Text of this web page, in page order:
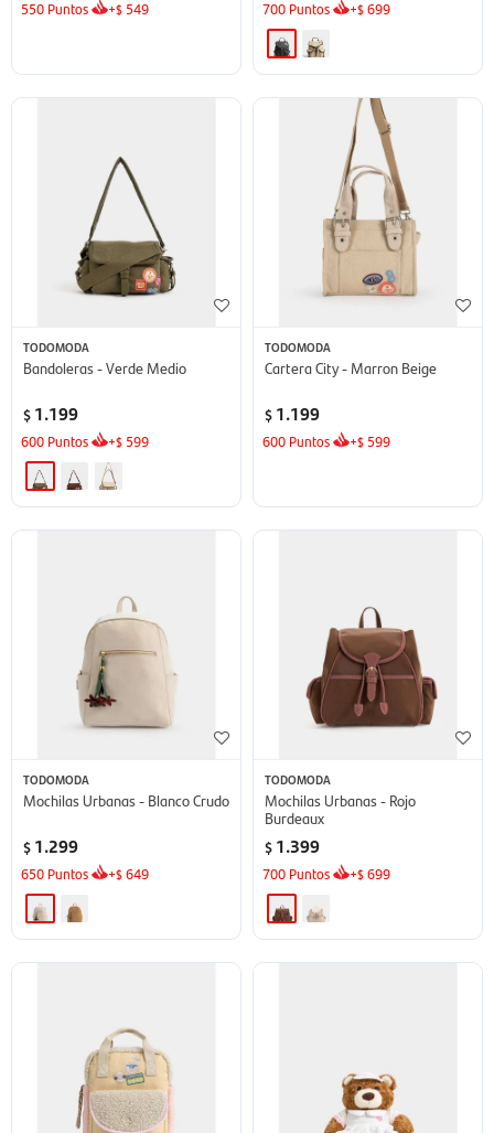
550 Puntos +$ 549 700 Puntos +$699
TODOMODA
Bandoleras - Verde Medio
$ 1.199
600 Puntos +$ 599
TODOMODA
Cartera City - Marron Beige
$ 1.199
600 Puntos +$ 599
TODOMODA
Mochilas Urbanas - Blanco Crudo
$ 1.299
650 Puntos +$649
TODOMODA
Mochilas Urbanas - Rojo
Burdeaux
$ 1.399
700 Puntos +$699